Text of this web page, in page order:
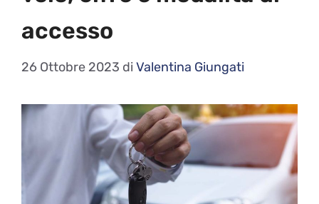
accesso
26 Ottobre 2023 di Valentina Giungati